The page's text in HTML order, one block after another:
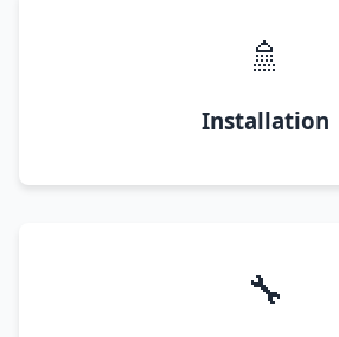
🚿
Installation
🔧